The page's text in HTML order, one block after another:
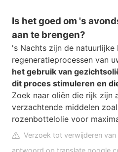
Is het goed om 's
aan te brengen?
's Nachts zijn de natuurlijke
regeneratieprocessen van
het gebruik van
dit proces stimuleren en
Zoek naar oliën die rijk zijn
verzachtende middelen
rozenbottelolie voor
Verzoek tot verwijderen van